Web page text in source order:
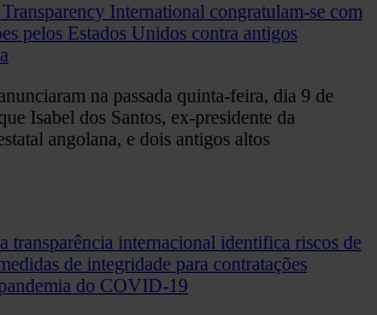
International congratulam-se com
pelos Estados Unidos contra antigos
na passada quinta-feira, dia 9 de
Isabel dos Santos, ex-presidente da
angolana, e dois antigos altos
transparência internacional identifica riscos de
de integridade para contratações
do COVID-19